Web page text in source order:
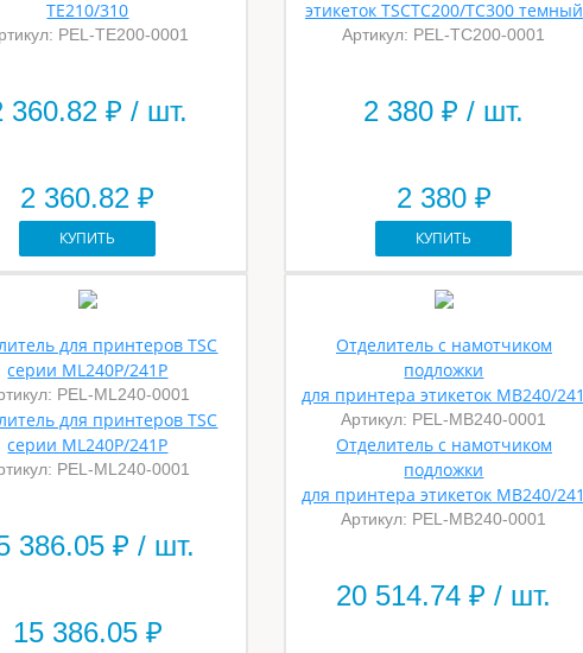
TE210/310
PEL-TE200-0001
360.82₽ / шт.
2 360.82 ₽
КУПИТЬ
этикеток TSCTC200/TC300 темный
Артикул: PEL-TC200-0001
2 380 ₽ / шт.
2 380 ₽
КУПИТЬ
для принтеров TSC
серии ML240P/241P
PEL-ML240-0001
для принтеров TSC
серии ML240P/241P
PEL-ML240-0001
386.05 ₽ / шт.
15 386.05 ₽
Отделитель с намотчиком
подложки
для принтера этикеток MB240/241
Артикул: PEL-MB240-0001
Отделитель с намотчиком
подложки
для принтера этикеток MB240/241
Артикул: PEL-MB240-0001
20 514.74 ₽ / шт.